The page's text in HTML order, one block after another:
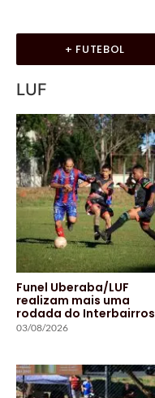
+ FUTEBOL
LUF
Funel Uberaba/LUF
realizam mais uma
rodada do Interbairros
03/08/2026